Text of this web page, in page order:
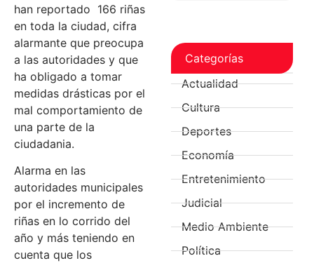
han reportado 166 riñas
en toda la ciudad, cifra
alarmante que preocupa
a las autoridades y que
ha obligado a tomar
medidas drásticas por el
mal comportamiento de
una parte de la
ciudadania.
Alarma en las
autoridades municipales
por el incremento de
riñas en lo corrido del
año y más teniendo en
cuenta que los
Categorías
Actualidad
Cultura
Deportes
Economía
Entretenimiento
Judicial
Medio Ambiente
Política